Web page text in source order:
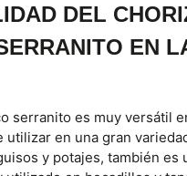
DEL
EN
serranito es muy versátil
utilizar en una gran
y potajes, también es